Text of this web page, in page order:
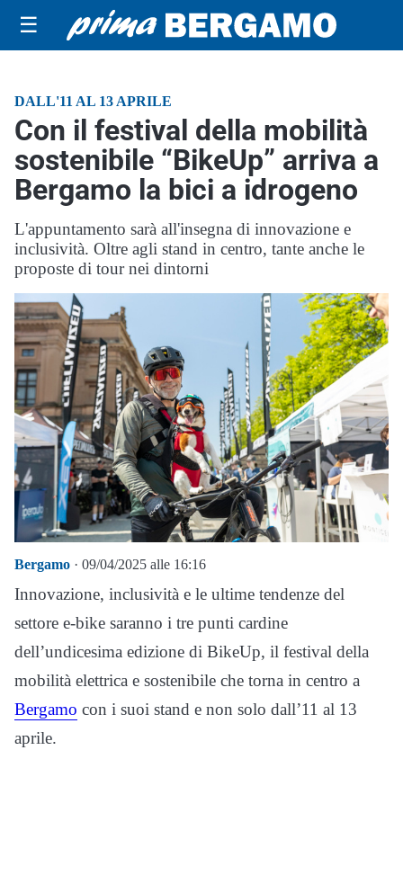
☰
DALL'11 AL 13 APRILE
Con il festival della mobilità
sostenibile “BikeUp” arriva a
Bergamo la bici a idrogeno
L'appuntamento sarà all'insegna di innovazione e
inclusività. Oltre agli stand in centro, tante anche le
proposte di tour nei dintorni
Bergamo · 09/04/2025 alle 16:16
Innovazione, inclusività e le ultime tendenze del
settore e-bike saranno i tre punti cardine
dell’undicesima edizione di BikeUp, il festival della
mobilità elettrica e sostenibile che torna in centro a
Bergamo con i suoi stand e non solo dall’11 al 13
aprile.